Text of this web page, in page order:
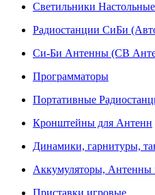
Светильники Настольные
Радиостанции СиБи
Си-Би Антенны (СВ
Программаторы
Портативные
Кронштейны для Антенн
Динамики, гарнитуры,
Аккумуляторы,
Приставки игровые